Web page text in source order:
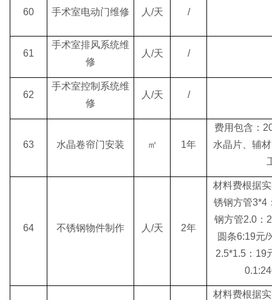
60 手术室电动门维修 人/天 /
61
手术室排风系统维
修
人/天 /
62
手术室控制系统维
修
人/天 /
63 水晶卷帘门安装 ㎡ 1年
费用包含：
水晶片、辅
64 不锈钢物件制作 人/天 2年
材料费根据
锈钢方管3*4
钢方管2.0：
圆条6:19元/
2.5*1.5：19
材料费根据